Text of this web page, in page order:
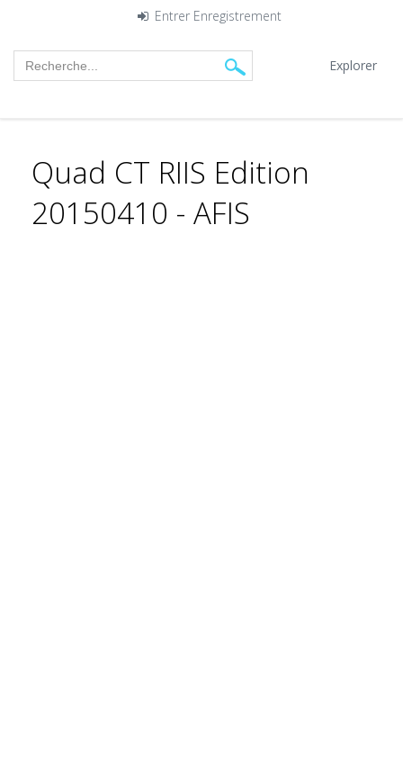
Entrer Enregistrement
Explorer
Quad CT RIIS Edition
20150410 - AFIS